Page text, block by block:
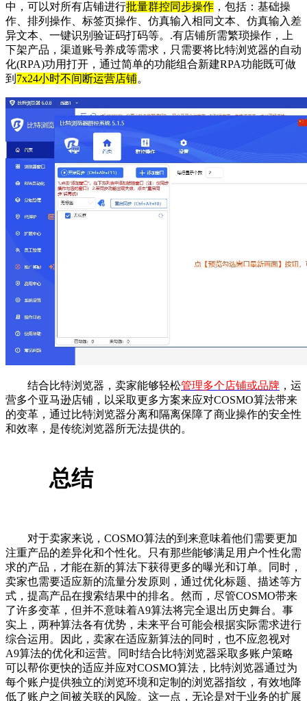
中，可以对所有店铺进行批量群控同步操作 ，包括：基础操
作、排列操作、标签页操作、仿真输入相同文本、仿真输入差
异文本、一键识别验证码打码等。.有店铺所需繁琐操作，上
下架产品，渠道账号养成等需求，只需要将比特浏览器的自动
化(RPA)功用打开，通过简单的功能组合新建RPA功能既可做
到 7x24小时不间断运营店铺。
结合比特浏览器，卖家能够轻松管理多个店铺或品牌 ，运
营多个亚马逊店铺，以采取更多方案来应对COSMO算法带来
的变革，通过比特浏览器分离和隔离保障了商业操作的安全性
和效率，是传统浏览器所无法提供的。
总结
对于卖家来说，COSMO算法的到来意味着他们需要更加
注重产品的差异化和个性化。只有那些能够满足用户个性化需
求的产品，才能在新的算法下获得更多的曝光和订单。同时，
卖家也需要适应新的流量分发原则，通过优化标题、描述等方
式，提高产品在搜索结果中的排名。然而，尽管COSMO带来
了许多变革，但并不意味着A9算法将完全退出历史舞台。事
实上，两种算法各有优势，未来平台可能会根据实际需求进行
综合运用。因此，卖家在适应新算法的同时，也不应忽视对
A9算法的优化和运营。同时结合比特浏览器采取多账户策略
可以帮你更快的适应并应对COSMO算法，比特浏览器通过为
每个账户提供独立的浏览环境和定制的浏览器指纹，有效地降
低了账户之间被关联的风险。这一点，无论是对于业务的扩展